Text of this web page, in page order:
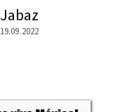
Jabaz
19.09.2022